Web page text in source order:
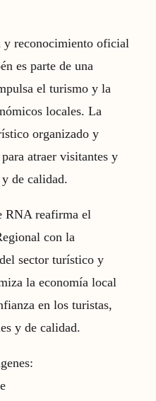
y reconocimiento oficial
es parte de una
el turismo y la
locales. La
organizado y
atraer visitantes y
de calidad.
RNA reafirma el
con la
sector turístico y
la economía local
en los turistas,
y de calidad.